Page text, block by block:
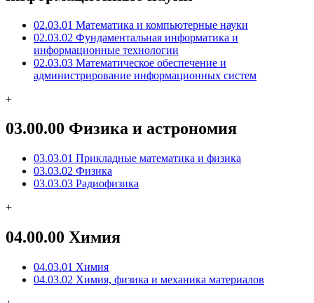
02.03.01 Математика и компьютерные науки
02.03.02 Фундаментальная информатика и
информационные технологии
02.03.03 Математическое обеспечение и
администрирование информационных систем
+
03.00.00 Физика и астрономия
03.03.01 Прикладные математика и физика
03.03.02 Физика
03.03.03 Радиофизика
+
04.00.00 Химия
04.03.01 Химия
04.03.02 Химия, физика и механика материалов